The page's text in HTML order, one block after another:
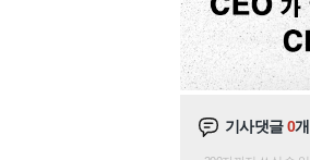
기사댓글0개